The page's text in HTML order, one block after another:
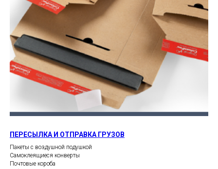
ПЕРЕСЫЛКА И ОТПРАВКА ГРУЗОВ
Пакеты с воздушной подушкой
Самоклеящиеся конверты
Почтовые короба